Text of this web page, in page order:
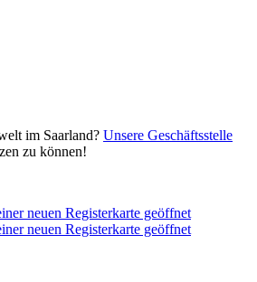
im Saarland? Unsere Geschäftsstelle
zu können!
neuen Registerkarte geöffnet
neuen Registerkarte geöffnet